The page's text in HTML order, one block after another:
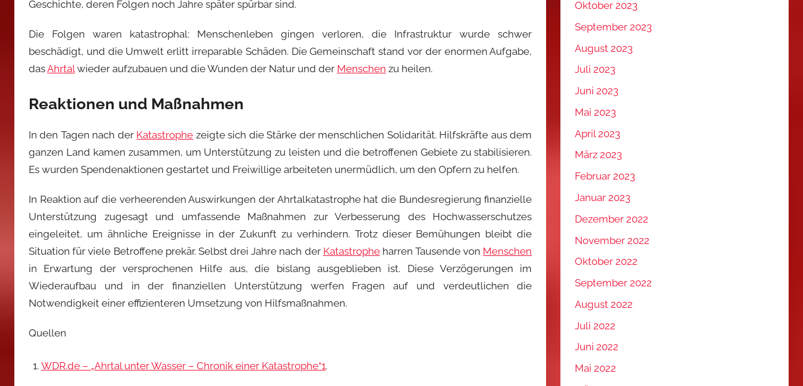
Geschichte, deren Folgen noch Jahre später spürbar sind.
Die Folgen waren katastrophal: Menschenleben gingen verloren, die Infrastruktur wurde schwer
beschädigt, und die Umwelt erlitt irreparable Schäden. Die Gemeinschaft stand vor der enormen Aufgabe,
dasAhrtalwieder aufzubauen und die Wunden der Natur und der Menschen zu heilen.
Reaktionen und Maßnahmen
In den Tagen nach der Katastrophe zeigte sich die Stärke der menschlichen Solidarität. Hilfskräfte aus dem
ganzen Land kamen zusammen, um Unterstützung zu leisten und die betroffenen Gebiete zu stabilisieren.
Es wurden Spendenaktionen gestartet und Freiwillige arbeiteten unermüdlich, um den Opfern zu helfen.
In Reaktion auf die verheerenden Auswirkungen der Ahrtalkatastrophe hat die Bundesregierung finanzielle
Unterstützung zugesagt und umfassende Maßnahmen zur Verbesserung des Hochwasserschutzes
eingeleitet, um ähnliche Ereignisse in der Zukunft zu verhindern. Trotz dieser Bemühungen bleibt die
Situation für viele Betroffene prekär. Selbst drei Jahre nach der Katastropheharren Tausende von Menschen
in Erwartung der versprochenen Hilfe aus, die bislang ausgeblieben ist. Diese Verzögerungen im
Wiederaufbau und in der finanziellen Unterstützung werfen Fragen auf und verdeutlichen die
Notwendigkeit einer effizienteren Umsetzung von Hilfsmaßnahmen.
Quellen
WDR.de – „Ahrtal unter Wasser – Chronik einer Katastrophe“1.
Oktober 2023
September 2023
August 2023
Juli 2023
Juni 2023
Mai 2023
April 2023
März 2023
Februar 2023
Januar 2023
Dezember 2022
November 2022
Oktober 2022
September 2022
August 2022
Juli 2022
Juni 2022
Mai 2022